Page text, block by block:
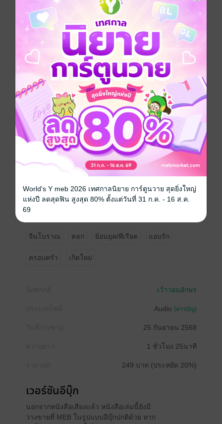
"เหลาเหลาของเจ้าไม่กัดข้าหรอก" ชายหนุ่มหน้าคุ้นคนนั้น
ยิ้มอย่างเจ้าเล่ห์ ก่อนจะเดินไปหาเหลาเหลาพร้อมกับยื่นมือ
ไปเบื้องหน้า ซึ่งเหลาเหลาก็ยกขาหน้าข้างหนึ่งของมันขึ้น
มาวางลงบนมือของเขา พร้อมกับหมอบลงอย่างนอบน้อม
"นี่มันอะไรกันน่ะ"
"หลาเหลาของเจ้าคือเหลาหู่...เสือหิมะของข้าเอง"
"จริงหรือ" หลางหลันซือหันไปมองหน้าเหลาเหลาอย่างขอ
คำตอบ ซึ่งมันก็พยักหน้าลงเล็กน้อยพร้อมกับตอบออกมา
ทว่าทุกคนกลับได้ยินเป็นเสียงคำรามในลำคอเบาๆ
ซวยแล้ว...หลางหลันซือ
นิยายเรื่องนี้เป็นหนึ่งในซีรีส์ ข้ามภพรักยอดโฉมสะคราญ
ตัวร้าย
*เนื้อหาแนวข้ามภพเหมือนกัน แต่อ่านแยกกันได้นะคะ
จีนโบราณ ตลก ย้อนยุค/พีเรียด แอบรัก
ครอบครัว เกิดใหม่
เว้าวอนอักษร
Audio (สารบัญ)
25 กันยายน 2568
1 ชั่วโมง 25นาที
249 บาท (ประหยัด 20%)
เวอร์ชันอีบุ๊ก
นอกจากหนังสือเสียงแล้ว หนังสือเล่มนี้ยังมี
วางขายที่ MEB ในรูปแบบอีบุ๊กปกติด้วย หาก
World's Y meb 2026 เทศกาลนิยาย การ์ตูนวาย สุดยิ่งใหญ่
แห่งปี ลดสุดฟิน สูงสุด 80% ตั้งแต่วันที่ 31 ก.ค. - 16 ส.ค.
69